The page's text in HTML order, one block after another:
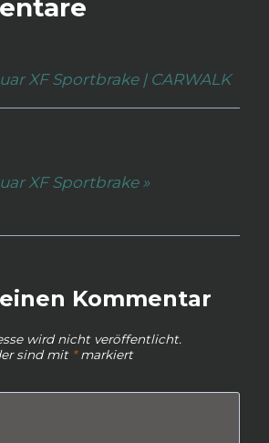
XF Sportbrake | CARWALK
XF Sportbrake »
Kommentar
wird nicht veröffentlicht.
sind mit *markiert